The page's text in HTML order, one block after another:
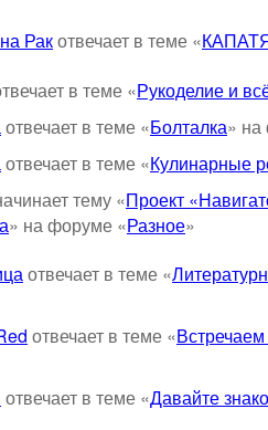
Ракотвечает в теме «
в теме «Рукоделие и
отвечает в теме «Болталка»
отвечает в теме «Кулинарные
тему «Проект
» на форуме «Разное»
отвечает в теме «
отвечает в теме «
отвечает в теме «Давайте